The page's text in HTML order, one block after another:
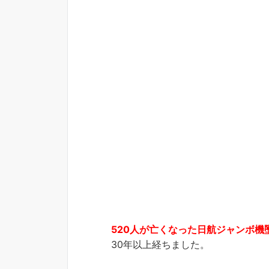
520人が亡くなった日航ジャンボ機
30年以上経ちました。